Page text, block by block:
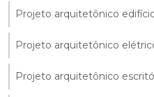
Projeto arquitetônico
Projeto arquitetônico
Projeto arquitetônico